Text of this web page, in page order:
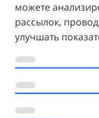
можете
рассылок,
улучшать